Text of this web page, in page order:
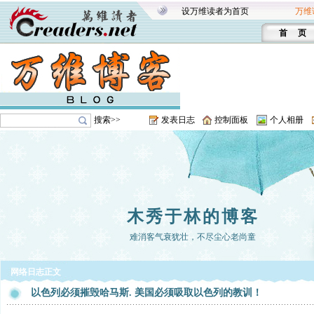
设万维读者为首页 万维
首 页
搜索>> 发表日志 控制面板 个人相册
木秀于林的博客
难消客气衰犹壮，不尽尘心老尚童
网络日志正文
以色列必须摧毁哈马斯. 美国必须吸取以色列的教训！